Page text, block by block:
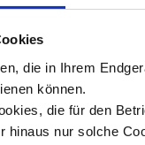
die in Ihrem
können.
die für den
hinaus nur solche
materiale